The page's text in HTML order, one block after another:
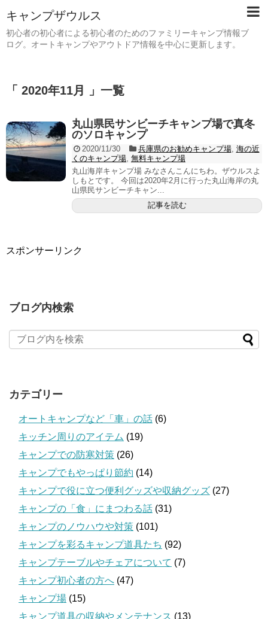
キャンプザウルス
初心者の初心者による初心者のためのファミリーキャンプ情報ブ
ログ。オートキャンプやアウトドア情報を中心に更新します。
「 2020年11月 」一覧
丸山県民サンビーチキャンプ場で真冬
のソロキャンプ
2020/11/30 兵庫県のお勧めキャンプ場, 海の近
くのキャンプ場 無料キャンプ場
丸山海岸キャンプ場 みなさんこんにちわ。ザウルスよ
しもとです。 今回は2020年2月に行った丸山海岸の丸
山県民サンビーチキャン...
記事を読む
スポンサーリンク
ブログ内検索
カテゴリー
オートキャンプなど「車」の話 (6)
キッチン周りのアイテム (19)
キャンプでの防寒対策 (26)
キャンプでもやっぱり節約 (14)
キャンプで役に立つ便利グッズや収納グッズ (27)
キャンプの「食」にまつわる話 (31)
キャンプのノウハウや対策 (101)
キャンプを彩るキャンプ道具たち (92)
キャンプテーブルやチェアについて (7)
キャンプ初心者の方へ (47)
キャンプ場 (15)
キャンプ道具の収納やメンテナンス (13)